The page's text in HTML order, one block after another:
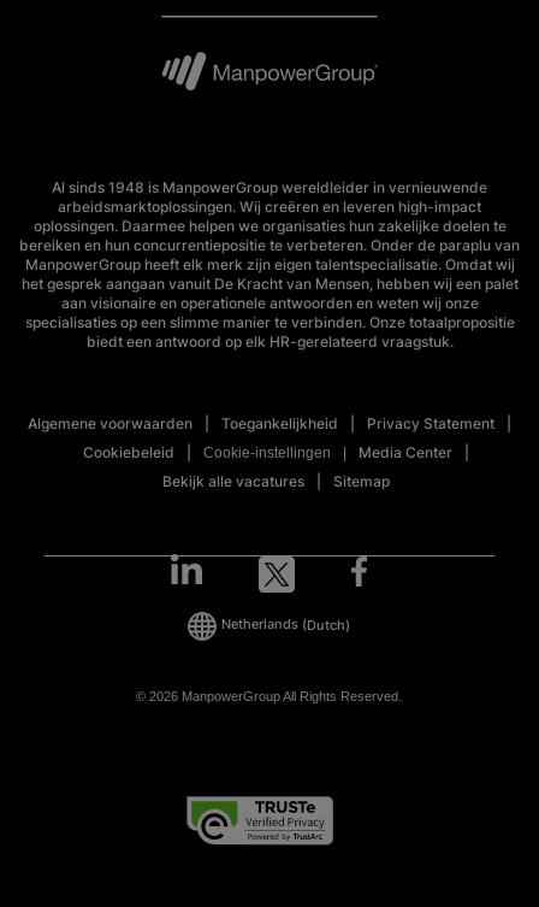
Al sinds 1948 is ManpowerGroup wereldleider in vernieuwende
arbeidsmarktoplossingen. Wij creëren en leveren high-impact
oplossingen. Daarmee helpen we organisaties hun zakelijke doelen te
bereiken en hun concurrentiepositie te verbeteren. Onder de paraplu van
ManpowerGroup heeft elk merk zijn eigen talentspecialisatie. Omdat wij
het gesprek aangaan vanuit De Kracht van Mensen, hebben wij een palet
aan visionaire en operationele antwoorden en weten wij onze
specialisaties op een slimme manier te verbinden. Onze totaalpropositie
biedt een antwoord op elk HR-gerelateerd vraagstuk.
Algemene voorwaarden Toegankelijkheid
Privacy Statement
Cookiebeleid
Cookie-instellingen
Media Center
Bekijk alle vacatures
Sitemap
© 2026 ManpowerGroup All Rights Reserved.
Netherlands (Dutch)